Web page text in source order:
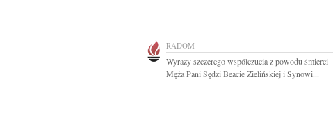
RADOM
Wyrazy szczerego współczucia z powodu śmierci
Męża Pani Sędzi Beacie Zielińskiej i Synowi...